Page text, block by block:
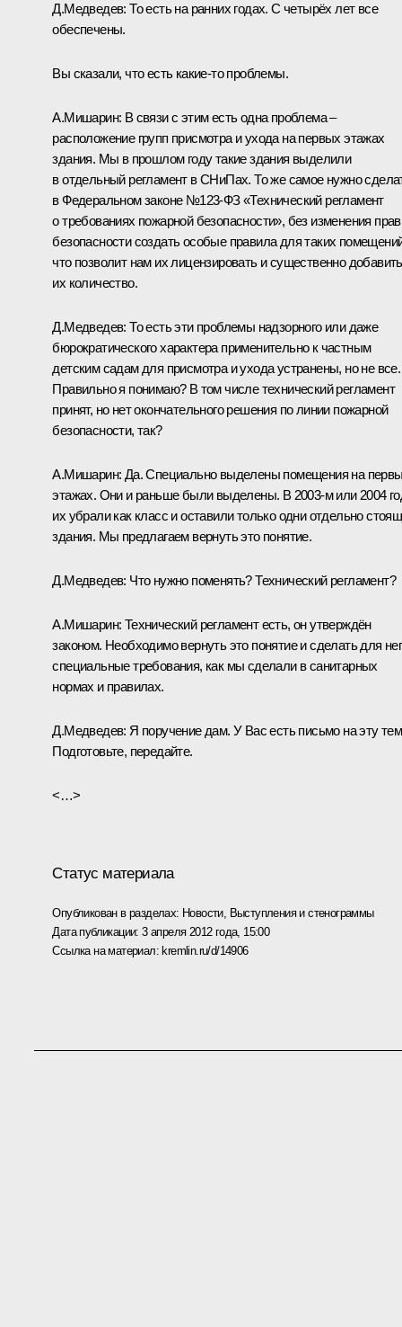
Д.Медведев: То есть на ранних годах. С четырёх лет все
обеспечены.
Вы сказали, что есть какие‑то проблемы.
А.Мишарин: В связи с этим есть одна проблема –
расположение групп присмотра и ухода на первых этажах
здания. Мы в прошлом году такие здания выделили
в отдельный регламент в СНиПах. То же самое нужно
в Федеральном законе №123-ФЗ «Технический регламент
о требованиях пожарной безопасности», без изменения
безопасности создать особые правила для таких
что позволит нам их лицензировать и существенно добавить
их количество.
Д.Медведев: То есть эти проблемы надзорного или даже
бюрократического характера применительно к частным
детским садам для присмотра и ухода устранены, но не все.
Правильно я понимаю? В том числе технический регламент
принят, но нет окончательного решения по линии пожарной
безопасности, так?
А.Мишарин: Да. Специально выделены помещения на
этажах. Они и раньше были выделены. В 2003-м или 2004
их убрали как класс и оставили только одни отдельно
здания. Мы предлагаем вернуть это понятие.
Д.Медведев: Что нужно поменять? Технический регламент?
А.Мишарин: Технический регламент есть, он утверждён
законом. Необходимо вернуть это понятие и сделать для
специальные требования, как мы сделали в санитарных
нормах и правилах.
Д.Медведев: Я поручение дам. У Вас есть письмо на эту
Подготовьте, передайте.
<…>
Статус материала
Опубликован в разделах: Новости, Выступления и стенограммы
Дата публикации:3 апреля 2012 года, 15:00
Ссылка на материал: kremlin.ru/d/14906